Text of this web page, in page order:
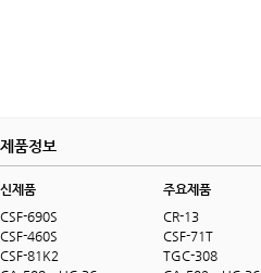
제품정보
신제품
CSF-690S
CSF-460S
CSF-81K2
주요제품
CR-13
CSF-71T
TGC-308